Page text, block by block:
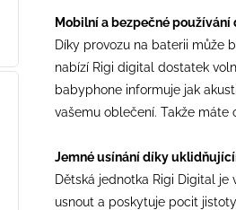
Mobilní a bezpečné
Díky provozu na baterii může
nabízí Rigi digital dostatek
babyphone informuje jak
vašemu oblečení. Takže
Jemné usínání díky
Dětská jednotka Rigi Digital
usnout a poskytuje pocit